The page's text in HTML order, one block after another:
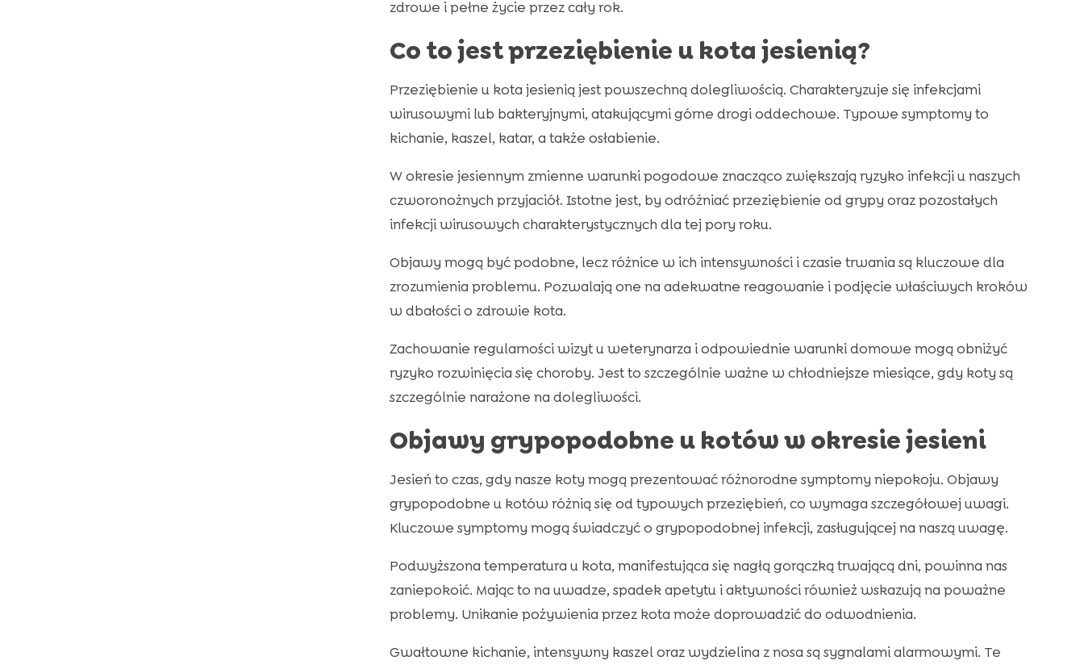
zdrowe i pełne życie przez cały rok.
Co to jest przeziębienie u kota jesienią?
Przeziębienie u kota jesienią jest powszechną dolegliwością. Charakteryzuje się infekcjami
wirusowymi lub bakteryjnymi, atakującymi górne drogi oddechowe. Typowe symptomy to
kichanie, kaszel, katar, a także osłabienie.
W okresie jesiennym zmienne warunki pogodowe znacząco zwiększają ryzyko infekcji u naszych
czworonożnych przyjaciół. Istotne jest, by odróżniać przeziębienie od grypy oraz pozostałych
infekcji wirusowych charakterystycznych dla tej pory roku.
Objawy mogą być podobne, lecz różnice w ich intensywności i czasie trwania są kluczowe dla
zrozumienia problemu. Pozwalają one na adekwatne reagowanie i podjęcie właściwych kroków
w dbałości o zdrowie kota.
Zachowanie regularności wizyt u weterynarza i odpowiednie warunki domowe mogą obniżyć
ryzyko rozwinięcia się choroby. Jest to szczególnie ważne w chłodniejsze miesiące, gdy koty są
szczególnie narażone na dolegliwości.
Objawy grypopodobne u kotów w okresie jesieni
Jesień to czas, gdy nasze koty mogą prezentować różnorodne symptomy niepokoju. Objawy
grypopodobne u kotów różnią się od typowych przeziębień, co wymaga szczegółowej uwagi.
Kluczowe symptomy mogą świadczyć o grypopodobnej infekcji, zasługującej na naszą uwagę.
Podwyższona temperatura u kota, manifestująca się nagłą gorączką trwającą dni, powinna nas
zaniepokoić. Mając to na uwadze, spadek apetytu i aktywności również wskazują na poważne
problemy. Unikanie pożywienia przez kota może doprowadzić do odwodnienia.
Gwałtowne kichanie, intensywny kaszel oraz wydzielina z nosa są sygnalami alarmowymi. Te